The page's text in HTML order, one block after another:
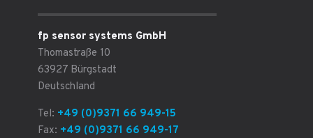
fp sensor systems GmbH
Thomastraße 10
63927 Bürgstadt
Deutschland
Tel: +49 (0)9371 66 949-15
Fax: +49 (0)9371 66 949-17